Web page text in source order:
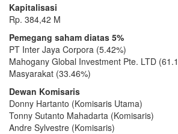
Kapitalisasi
Rp. 384,42 M
Pemegang saham diatas 5%
PT Inter Jaya Corpora (5.42%)
Mahogany Global Investment Pte. LTD
Masyarakat (33.46%)
Dewan Komisaris
Donny Hartanto (Komisaris Utama)
Tonny Sutanto Mahadarta (Komisaris)
Andre Sylvestre (Komisaris)